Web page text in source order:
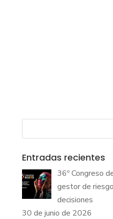
Entradas recientes
36º Congreso
gestor de
decisiones
30 de junio de 2026